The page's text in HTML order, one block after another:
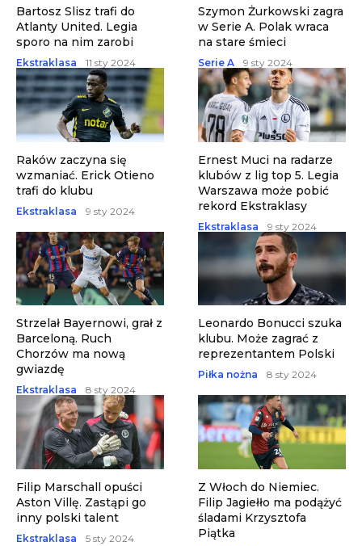
Bartosz Slisz trafi do
Atlanty United. Legia
sporo na nim zarobi
Ekstraklasa 11 sty 2024
Szymon Żurkowski zagra
w Serie A. Polak wraca
na stare śmieci
Serie A 9 sty 2024
Raków zaczyna się
wzmaniać. Erick Otieno
trafi do klubu
Ekstraklasa 9 sty 2024
Ernest Muci na radarze
klubów z lig top 5. Legia
Warszawa może pobić
rekord Ekstraklasy
Ekstraklasa 9 sty 2024
Strzelał Bayernowi, grał z
Barceloną. Ruch
Chorzów ma nową
gwiazdę
Ekstraklasa 8 sty 2024
Leonardo Bonucci szuka
klubu. Może zagrać z
reprezentantem Polski
Piłka nożna 8 sty 2024
Filip Marschall opuści
Aston Villę. Zastąpi go
inny polski talent
Ekstraklasa 5 sty 2024
Z Włoch do Niemiec.
Filip Jagiełło ma podążyć
śladami Krzysztofa
Piątka